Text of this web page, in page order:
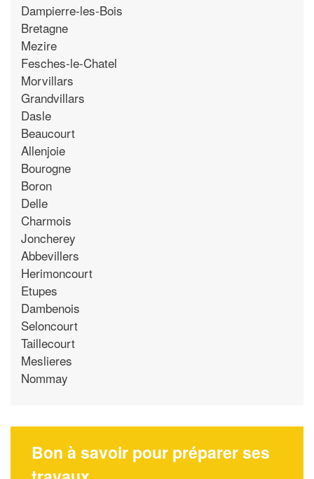
Dampierre-les-Bois
Bretagne
Mezire
Fesches-le-Chatel
Morvillars
Grandvillars
Dasle
Beaucourt
Allenjoie
Bourogne
Boron
Delle
Charmois
Joncherey
Abbevillers
Herimoncourt
Etupes
Dambenois
Seloncourt
Taillecourt
Meslieres
Nommay
Bon à savoir pour préparer ses